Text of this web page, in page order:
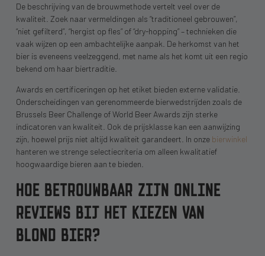
De beschrijving van de brouwmethode vertelt veel over de
kwaliteit. Zoek naar vermeldingen als “traditioneel gebrouwen”,
“niet gefilterd”, “hergist op fles” of “dry-hopping” – technieken die
vaak wijzen op een ambachtelijke aanpak. De herkomst van het
bier is eveneens veelzeggend, met name als het komt uit een regio
bekend om haar biertraditie.
Awards en certificeringen op het etiket bieden externe validatie.
Onderscheidingen van gerenommeerde bierwedstrijden zoals de
Brussels Beer Challenge of World Beer Awards zijn sterke
indicatoren van kwaliteit. Ook de prijsklasse kan een aanwijzing
zijn, hoewel prijs niet altijd kwaliteit garandeert. In onze bierwinkel
hanteren we strenge selectiecriteria om alleen kwalitatief
hoogwaardige bieren aan te bieden.
HOE BETROUWBAAR ZIJN ONLINE
REVIEWS BIJ HET KIEZEN VAN
BLOND BIER?